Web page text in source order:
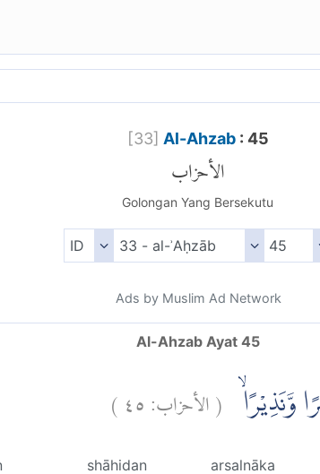
[33] Al-Ahzab: 45
الأحزاب
Golongan Yang Bersekutu
Ads by Muslim Ad Network
Al-Ahzab Ayat 45
وَّنَذِيْرًاۙ (الأحزاب:٤٥)
arsalnāka
shāhidan